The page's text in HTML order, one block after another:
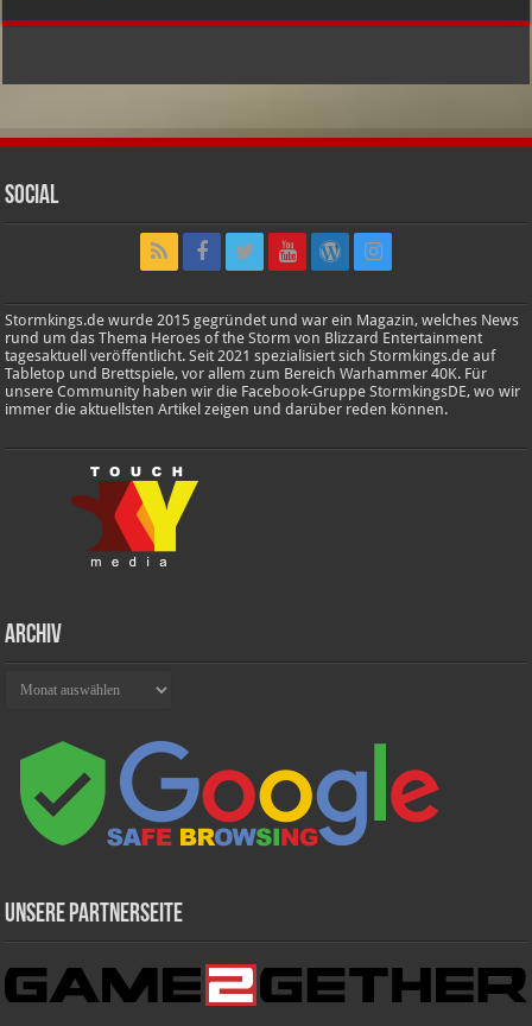
Social
Stormkings.de wurde 2015 gegründet und war ein Magazin, welches News
rund um das Thema Heroes of the Storm von Blizzard Entertainment
tagesaktuell veröffentlicht. Seit 2021 spezialisiert sich Stormkings.de auf
Tabletop und Brettspiele, vor allem zum Bereich Warhammer 40K. Für
unsere Community haben wir die Facebook-Gruppe StormkingsDE, wo wir
immer die aktuellsten Artikel zeigen und darüber reden können.
Archiv
Unsere Partnerseite